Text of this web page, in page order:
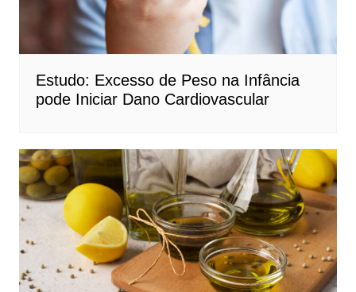
Estudo: Excesso de Peso na Infância
pode Iniciar Dano Cardiovascular